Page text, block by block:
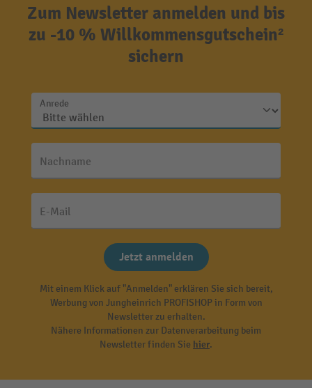
Zum Newsletter anmelden und bis
zu -10 % Willkommensgutschein²
sichern
Anrede
Nachname
E-Mail
Jetzt anmelden
Mit einem Klick auf "Anmelden" erklären Sie sich bereit,
Werbung von Jungheinrich PROFISHOP in Form von
Newsletter zu erhalten.
Nähere Informationen zur Datenverarbeitung beim
Newsletter finden Sie hier.